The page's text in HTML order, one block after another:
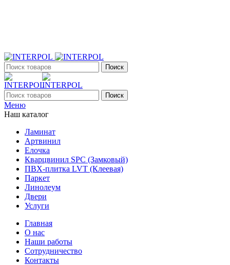
Поиск
Поиск
Меню
Наш каталог
Ламинат
Артвинил
Елочка
Кварцвинил SPC (Замковый)
ПВХ-плитка LVT (Клеевая)
Паркет
Линолеум
Двери
Услуги
Главная
О нас
Наши работы
Сотрудничество
Контакты